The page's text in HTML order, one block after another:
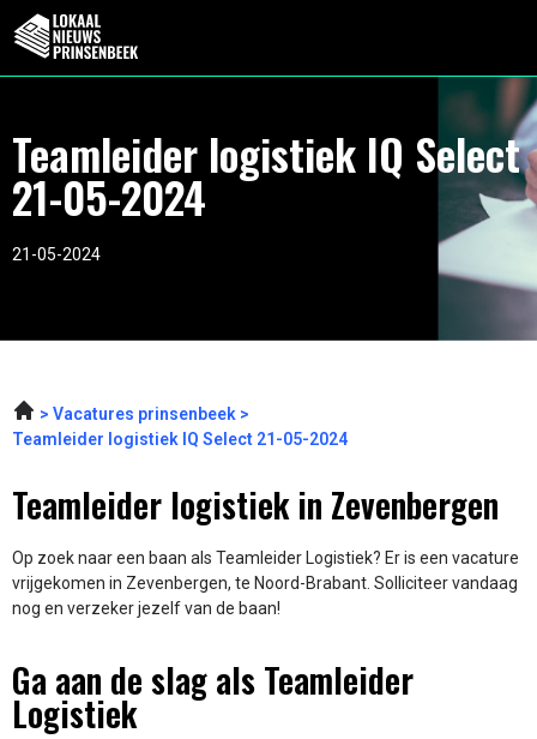
Teamleider logistiek IQ Select
21-05-2024
21-05-2024
Vacatures prinsenbeek
Teamleider logistiek IQ Select 21-05-2024
Teamleider logistiek in Zevenbergen
Op zoek naar een baan als Teamleider Logistiek? Er is een vacature
vrijgekomen in Zevenbergen, te Noord-Brabant. Solliciteer vandaag
nog en verzeker jezelf van de baan!
Ga aan de slag als Teamleider
Logistiek